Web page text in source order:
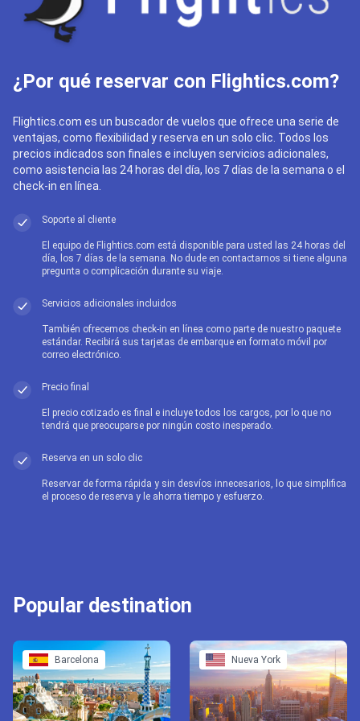
¿Por qué reservar con Flightics.com?
Flightics.com es un buscador de vuelos que ofrece una serie de
ventajas, como flexibilidad y reserva en un solo clic. Todos los
precios indicados son finales e incluyen servicios adicionales,
como asistencia las 24 horas del día, los 7 días de la semana o el
check-in en línea.
Soporte al cliente
El equipo de Flightics.com está disponible para usted las 24 horas del
día, los 7 días de la semana. No dude en contactarnos si tiene alguna
pregunta o complicación durante su viaje.
Servicios adicionales incluidos
También ofrecemos check-in en línea como parte de nuestro paquete
estándar. Recibirá sus tarjetas de embarque en formato móvil por
correo electrónico.
Precio final
El precio cotizado es final e incluye todos los cargos, por lo que no
tendrá que preocuparse por ningún costo inesperado.
Reserva en un solo clic
Reservar de forma rápida y sin desvíos innecesarios, lo que simplifica
el proceso de reserva y le ahorra tiempo y esfuerzo.
Popular destination
Barcelona Nueva York